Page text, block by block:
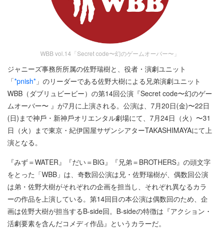
WBB vol.14「Secret code〜幻のゲームオーバー〜」
ジャニーズ事務所所属の佐野瑞樹と、 役者・演劇ユニット
「*pnish* 」のリーダーである佐野⼤樹による兄弟演劇ユニット
WBB（ダブリュビービー）の第14回公演『Secret code〜幻のゲー
ムオーバー〜 』が7月に上演される。公演は、7⽉20⽇(⾦)〜22⽇
(⽇)まで神⼾・新神⼾オリエンタル劇場にて、7⽉24⽇（⽕）〜31
⽇（⽕）まで東京・紀伊国屋サザンシアターTAKASHIMAYAにて上
演となる。
『みず＝WATER』『だい＝BIG』『兄弟＝BROTHERS』の頭文字
をとった「WBB」は、奇数回公演は兄・佐野瑞樹が、偶数回公演
は弟・佐野⼤樹がそれぞれの企画を担当し、それぞれ異なるカラ
ーの作品を上演している。第14回⽬の本公演は偶数回のため、企
画は佐野⼤樹が担当するB-side回。B-sideの特徴は『アクション・
活劇要素を含んだコメディ作品』というカラーだ。